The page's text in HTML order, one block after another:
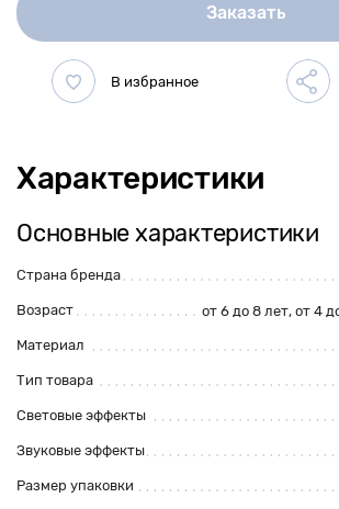
Заказать
Характеристики
Основные характеристики
Страна бренда
Возраст от 6 до 8 лет, от 4
Материал
Тип товара
Световые эффекты
Звуковые эффекты
Размер упаковки